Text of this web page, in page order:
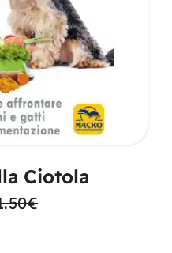
Ciotola
€